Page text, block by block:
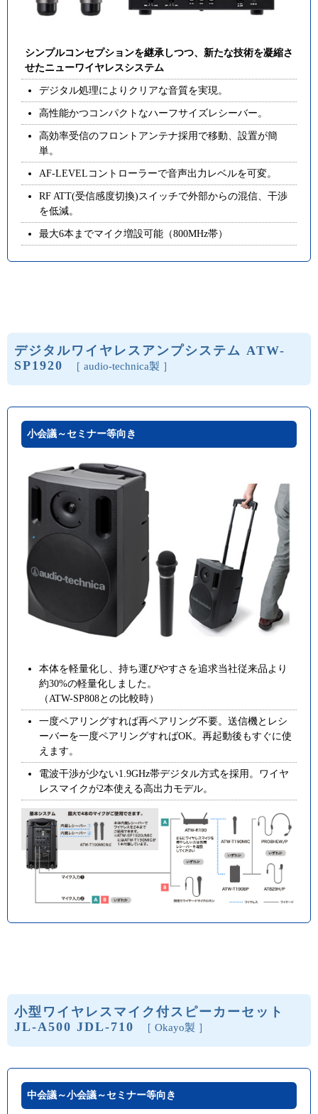
シンプルコンセプションを継承しつつ、新たな技術を凝縮さ
せたニューワイヤレスシステム
デジタル処理によりクリアな音質を実現。
高性能かつコンパクトなハーフサイズレシーバー。
高効率受信のフロントアンテナ採用で移動、設置が簡
単。
AF-LEVELコントローラーで音声出力レベルを可変。
RF ATT(受信感度切換)スイッチで外部からの混信、干渉
を低減。
最大6本までマイク増設可能（800MHz帯）
デジタルワイヤレスアンプシステム ATW-
SP1920
［ audio-technica製 ］
小会議～セミナー等向き
本体を軽量化し、持ち運びやすさを追求当社従来品より
約30%の軽量化しました。
（ATW-SP808との比較時）
一度ペアリングすれば再ペアリング不要。送信機とレシ
ーバーを一度ペアリングすればOK。再起動後もすぐに使
えます。
電波干渉が少ない1.9GHz帯デジタル方式を採用。ワイヤ
レスマイクが2本使える高出力モデル。
小型ワイヤレスマイク付スピーカーセット
JL-A500 JDL-710
［ Okayo製 ］
中会議～小会議～セミナー等向き